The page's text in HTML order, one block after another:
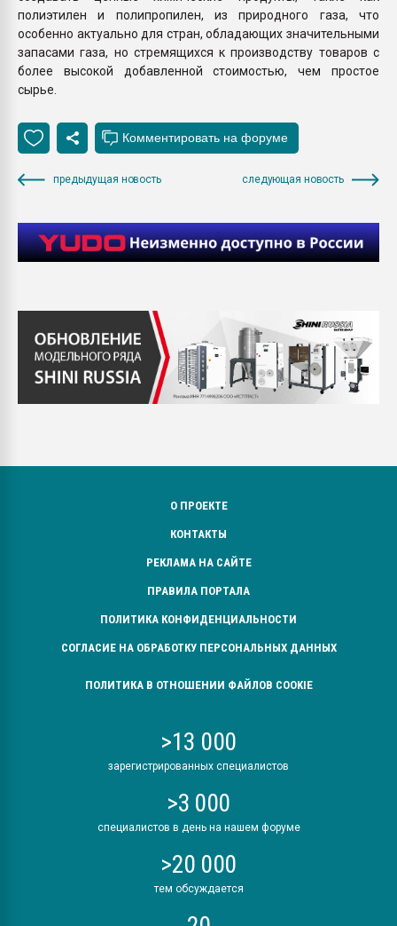
полиэтилен и полипропилен, из природного газа, что
особенно актуально для стран, обладающих значительными
запасами газа, но стремящихся к производству товаров с
более высокой добавленной стоимостью, чем простое
сырье.
предыдущая новость следующая новость
О ПРОЕКТЕ
КОНТАКТЫ
РЕКЛАМА НА САЙТЕ
ПРАВИЛА ПОРТАЛА
ПОЛИТИКА КОНФИДЕНЦИАЛЬНОСТИ
СОГЛАСИЕ НА ОБРАБОТКУ ПЕРСОНАЛЬНЫХ ДАННЫХ
ПОЛИТИКА В ОТНОШЕНИИ ФАЙЛОВ COOKIE
>13 000
зарегистрированных специалистов
>3 000
специалистов в день на нашем форуме
>20 000
тем обсуждается